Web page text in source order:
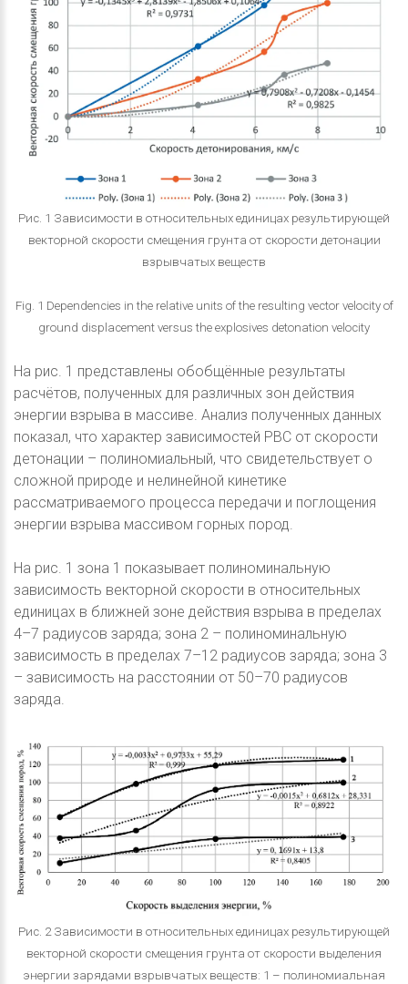
Рис. 1 Зависимости в относительных единицах результирующей
векторной скорости смещения грунта от скорости детонации
взрывчатых веществ
Fig. 1 Dependencies in the relative units of the resulting vector velocity of
ground displacement versus the explosives detonation velocity
На рис. 1 представлены обобщённые результаты
расчётов, полученных для различных зон действия
энергии взрыва в массиве. Анализ полученных данных
показал, что характер зависимостей РВС от скорости
детонации – полиномиальный, что свидетельствует о
сложной природе и нелинейной кинетике
рассматриваемого процесса передачи и поглощения
энергии взрыва массивом горных пород.
На рис. 1 зона 1 показывает полиноминальную
зависимость векторной скорости в относительных
единицах в ближней зоне действия взрыва в пределах
4–7 радиусов заряда; зона 2 – полиноминальную
зависимость в пределах 7–12 радиусов заряда; зона 3
– зависимость на расстоянии от 50–70 радиусов
заряда.
Рис. 2 Зависимости в относительных единицах результирующей
векторной скорости смещения грунта от скорости выделения
энергии зарядами взрывчатых веществ: 1 – полиномиальная